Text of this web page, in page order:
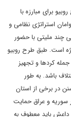
برای مبارزه با
استراتژی نظامی و
چند ملیتی با حضور
است. طبق طرح روبیو
کردها و تجهیز
باشد. به طور
در برخی از استان
و عراق حمایت
داعش باید معطوف به